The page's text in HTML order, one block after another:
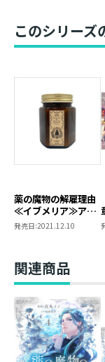
＜缶仕様＞
＜ティーバッグ
内容量：2g×7包
原材料：紅茶(
賞味期限：商品
このシリーズ
薬の魔物の解雇理由
≪イブメリア≫アロ
マキャンドル
発売日:2021.12.10
関連商品